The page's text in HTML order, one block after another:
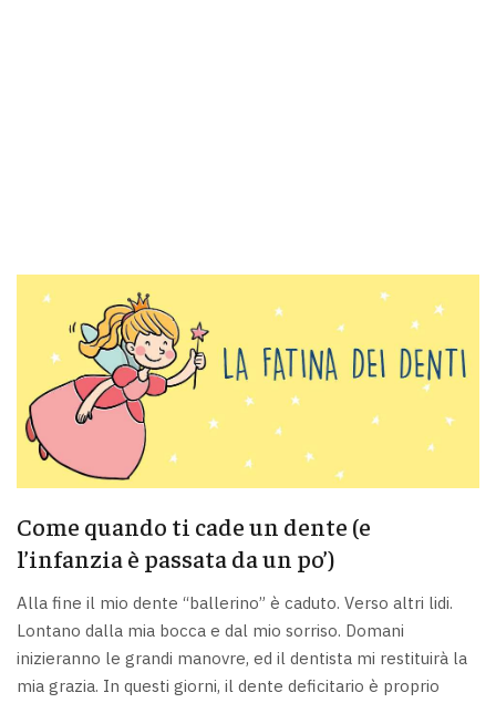
Come quando ti cade un dente (e
l’infanzia è passata da un po’)
Alla fine il mio dente “ballerino” è caduto. Verso altri lidi.
Lontano dalla mia bocca e dal mio sorriso. Domani
inizieranno le grandi manovre, ed il dentista mi restituirà la
mia grazia. In questi giorni, il dente deficitario è proprio